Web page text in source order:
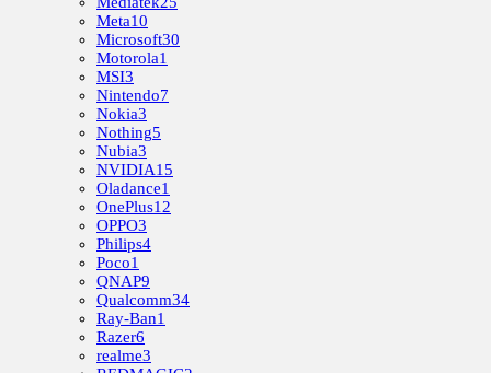
Meta10
Microsoft30
Motorola1
MSI3
Nintendo7
Nokia3
Nothing5
Nubia3
NVIDIA15
Oladance1
OnePlus12
OPPO3
Philips4
Poco1
QNAP9
Qualcomm34
Ray-Ban1
Razer6
realme3